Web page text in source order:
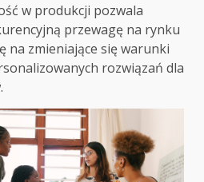
w produkcji pozwala
przewagę na rynku
na zmieniające się warunki
rozwiązań dla